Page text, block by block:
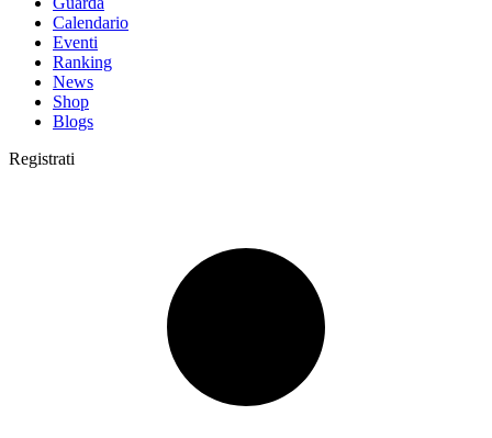
Calendario
Eventi
Ranking
News
Shop
Blogs
Registrati